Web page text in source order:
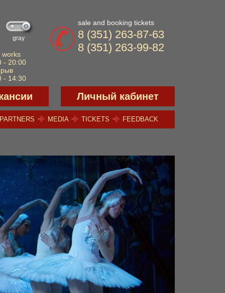
gray
works
- 20:00
- 14:30
sale and booking tickets
8 (351) 263-87-63
8 (351) 263-99-82
Личный кабинет
MEDIA TICKETS FEEDBACK